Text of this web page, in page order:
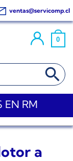
ventas@servicomp.cl
0
BOTÓN DE
EN RM
a